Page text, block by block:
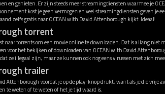
en genieten. Er zijn steeds meer streamingdiensten waarmee je
kost je geen vermogen en veel streamingdiensten geven je
zelfs gratis naar OCEAN with David Attenborough kijkt. Ideaal!
torrent
naar torrents om een movie online te downloaden. Dat is al lang niet
voor het bekijken of downloaden van OCEAN with David
ze illegaal zijn, maar ze kunnen ook nog eens virussen met zich
trailer
Attenborough voordat je op de play-knop drukt, want als je die vrije
te weten of te weten of het je tijd waard is.